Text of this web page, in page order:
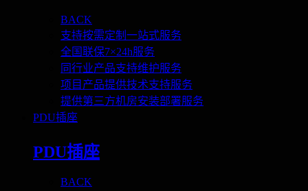
BACK
支持按需定制一站式服务
全国联保7×24h服务
同行业产品支持维护服务
项目产品提供技术支持服务
提供第三方机房安装部署服务
PDU插座
PDU插座
BACK